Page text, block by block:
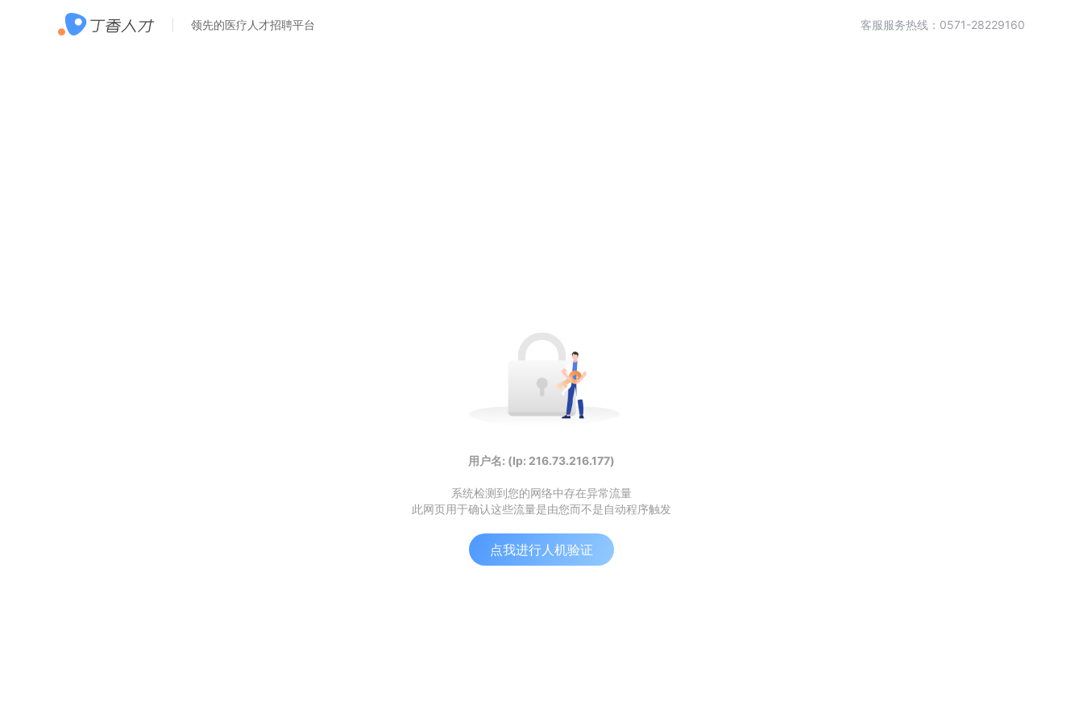
领先的医疗人才招聘平台 客服服务热线：0571-28229160
用户名: (Ip: 216.73.216.177)
系统检测到您的网络中存在异常流量
此网页用于确认这些流量是由您而不是自动程序触发
点我进行人机验证